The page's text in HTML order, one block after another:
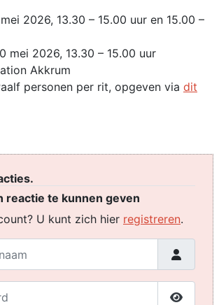
2026, 13.30 – 15.00 uur en 15.00 –
mei 2026, 13.30 – 15.00 uur
Akkrum
personen per rit, opgeven via dit
reactie te kunnen geven
U kunt zich hier registreren.